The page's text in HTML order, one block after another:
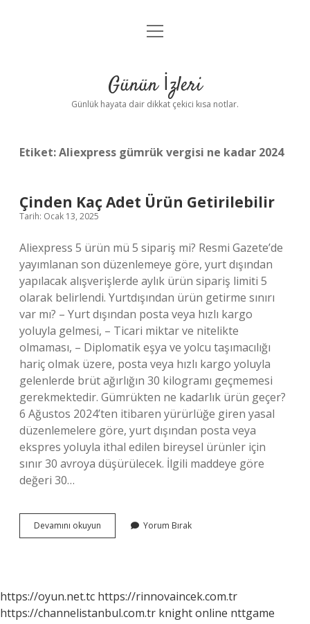
Anasayfa
Yasal Uyarı
menüyü
Günün İzleri
Günlük hayata dair dikkat çekici kısa notlar.
Etiket:Aliexpress gümrük vergisi ne kadar 2024
Çinden Kaç Adet Ürün Getirilebilir
Tarih: Ocak 13, 2025
Aliexpress 5 ürün mü 5 sipariş mi? Resmi Gazete’de
yayımlanan son düzenlemeye göre, yurt dışından
yapılacak alışverişlerde aylık ürün sipariş limiti 5
olarak belirlendi. Yurtdışından ürün getirme sınırı
var mı? – Yurt dışından posta veya hızlı kargo
yoluyla gelmesi, – Ticari miktar ve nitelikte
olmaması, – Diplomatik eşya ve yolcu taşımacılığı
hariç olmak üzere, posta veya hızlı kargo yoluyla
gelenlerde brüt ağırlığın 30 kilogramı geçmemesi
gerekmektedir. Gümrükten ne kadarlık ürün geçer?
6 Ağustos 2024’ten itibaren yürürlüğe giren yasal
düzenlemelere göre, yurt dışından posta veya
ekspres yoluyla ithal edilen bireysel ürünler için
sınır 30 avroya düşürülecek. İlgili maddeye göre
değeri 30…
Devamını okuyun
Kaç
Yorum Bırak
https://oyun.net.tc https://rinnovaincek.com.tr
https://channelistanbul.com.tr knight online nttgame